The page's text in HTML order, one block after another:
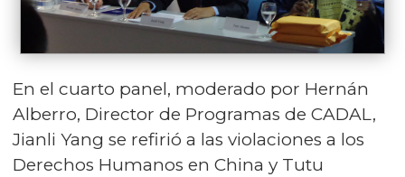
En el cuarto panel, moderado por Hernán
Alberro, Director de Programas de CADAL,
Jianli Yang se refirió a las violaciones a los
Derechos Humanos en China y Tutu